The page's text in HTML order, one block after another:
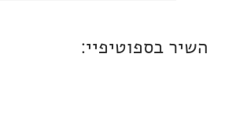
בספוטיפיי: